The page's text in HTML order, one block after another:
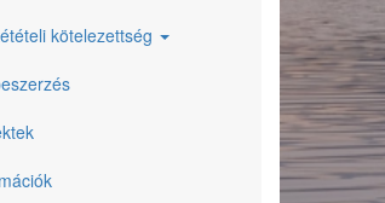
kötelezettség